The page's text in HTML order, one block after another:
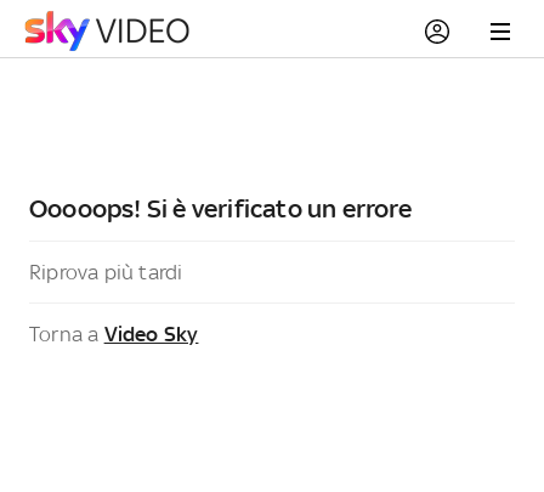
Ooooops! Si è verificato un errore
Riprova più tardi
Torna a Video Sky